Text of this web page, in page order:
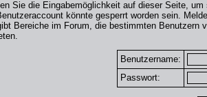
Sie die Eingabemöglichkeit auf dieser Seite,
könnte gesperrt worden sein.
Bereiche im Forum, die bestimmten Benutzern
Benutzername:
Passwort: